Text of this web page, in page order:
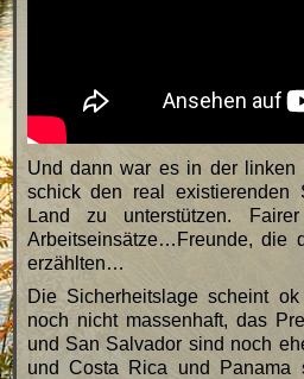
Und dann war es in der linken
schick den real existierenden
Land zu unterstützen.
Arbeitseinsätze…Freunde, die
erzählten…
Die Sicherheitslage scheint
noch nicht massenhaft, das
und San Salvador sind noch
und Costa Rica und Panama